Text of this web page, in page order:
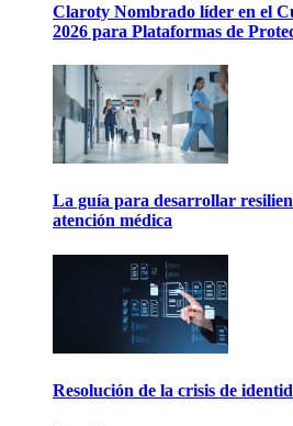
Claroty Nombrado líder en el
2026 para Plataformas de
La guía para desarrollar
atención médica
Resolución de la crisis de